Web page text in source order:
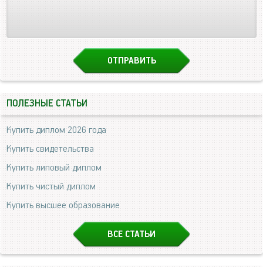
ПОЛЕЗНЫЕ СТАТЬИ
Купить диплом 2026 года
Купить свидетельства
Купить липовый диплом
Купить чистый диплом
Купить высшее образование
ВСЕ СТАТЬИ